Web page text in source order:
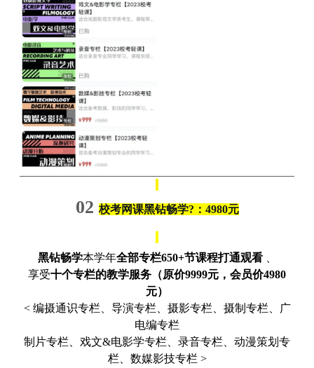
02 校考网课黑钻畅学?：4980元
黑钻畅学本学年全部专栏650+节课程打通观看、
享受十个专栏的教学服务（原价9999元，会员价4980
元）
< 编摄通识专栏、导演专栏、摄影专栏、摄制专栏、广
电编专栏
制片专栏、 戏文&电影学专栏、录音专栏、动漫策划专
栏、数媒影技专栏 >